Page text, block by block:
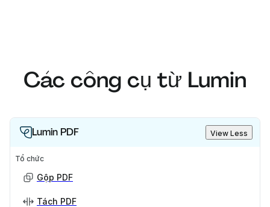
Các công cụ từ Lumin
Lumin PDF View Less
Tổ chức
Gộp PDF
Tách PDF